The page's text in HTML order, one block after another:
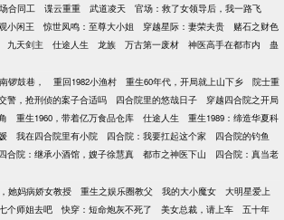
合同工 谍云重重 武道凌天
官场：救了女领导后，我一路飞
小闲王 惊世凤鸣：至尊大小姐 穿越星际：妻荣夫贵
赌石之财色
九天剑主 仕途人生 龙族 万古第一废材 神医高手在都市内
蛊
锣鼓巷， 重回1982小渔村 重生60年代，开局就上山下乡
院士重
警，抢刑侦的案子合适吗 四合院里的悠哉日子
穿越四合院之开局
重生1960，带着亿万食品仓库 仕途人生
重生1989：缔造华夏科
我在四合院里有小院 四合院：我要扛起这个家
四合院的钓鱼
四合院：继承小酒馆，嫂子徐慧真 都市之神医下山
四合院：真当老
她妈病娇女教授 重生之娱乐圈教父 我的大小魔女
大明星爱上
个师姐去吧 快穿：短命炮灰不死了 美女总裁，请上车
五十年